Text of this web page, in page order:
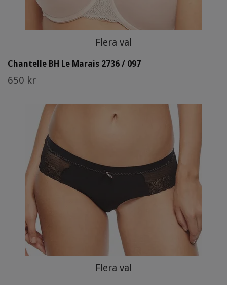
Flera val
Chantelle BH Le Marais 2736 / 097
650 kr
Flera val